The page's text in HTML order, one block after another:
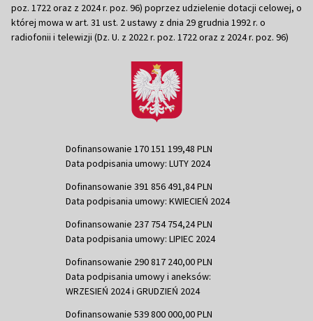
poz. 1722 oraz z 2024 r. poz. 96) poprzez udzielenie dotacji celowej, o
której mowa w art. 31 ust. 2 ustawy z dnia 29 grudnia 1992 r. o
radiofonii i telewizji (Dz. U. z 2022 r. poz. 1722 oraz z 2024 r. poz. 96)
Dofinansowanie 170 151 199,48 PLN
Data podpisania umowy: LUTY 2024
Dofinansowanie 391 856 491,84 PLN
Data podpisania umowy: KWIECIEŃ 2024
Dofinansowanie 237 754 754,24 PLN
Data podpisania umowy: LIPIEC 2024
Dofinansowanie 290 817 240,00 PLN
Data podpisania umowy i aneksów:
WRZESIEŃ 2024 i GRUDZIEŃ 2024
Dofinansowanie 539 800 000,00 PLN